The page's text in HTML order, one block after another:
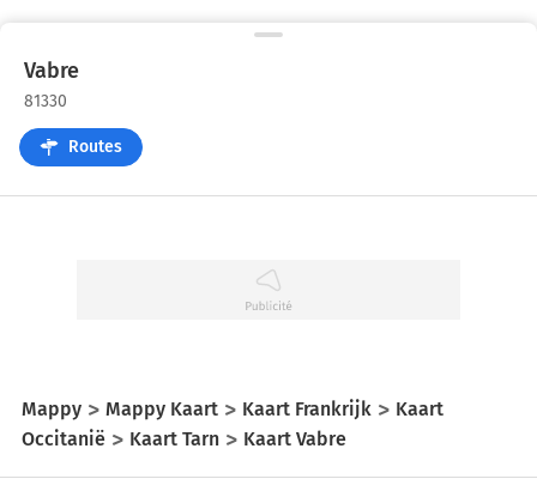
Vabre
81330
Routes
Mappy Mappy Kaart Kaart Frankrijk
Kaart
Occitanië
Kaart Tarn Kaart Vabre